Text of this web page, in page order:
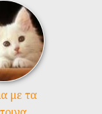
με τα